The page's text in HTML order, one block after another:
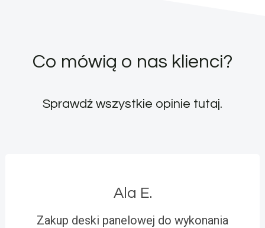
Co mówią o nas klienci?
Sprawdź wszystkie opinie tutaj.
Ala E.
Zakup deski panelowej do wykonania